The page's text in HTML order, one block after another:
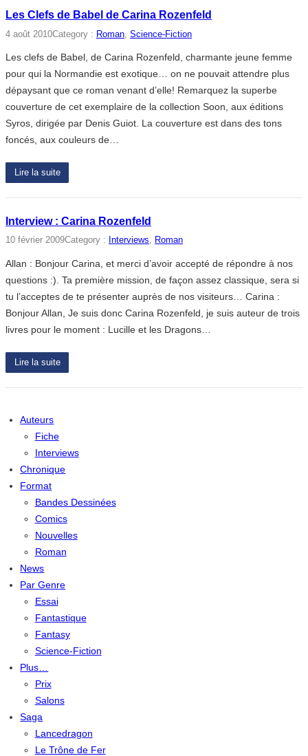
Les Clefs de Babel de Carina Rozenfeld
4 août 2010Category : Roman Science-Fiction
Les clefs de Babel, de Carina Rozenfeld, charmante jeune femme
pour qui la Normandie est exotique… on ne pouvait attendre plus
dépaysant que ce roman venant d’elle! Remarquez la superbe
couverture de cet exemplaire de la collection Soon, aux éditions
Syros, dirigée par Denis Guiot. La couverture est dans des tons
foncés, aux couleurs de…
Lire la suite
Interview : Carina Rozenfeld
10 février 2009Category : Interviews, Roman
Allan : Bonjour Carina, et merci d’avoir accepté de répondre à nos
questions :). Ta première mission, de façon assez classique, sera si
tu l’acceptes de te présenter auprès de nos visiteurs… Carina :
Bonjour Allan, Je suis donc Carina Rozenfeld, je suis auteur de trois
livres pour le moment : Lucille et les Dragons…
Lire la suite
Auteurs
Fiche
Interviews
Chronique
Format
Bandes Dessinées
Comics
Nouvelles
Roman
News
Par Genre
Essai
Fantastique
Fantasy
Science-Fiction
Plus…
Prix
Salons
Saga
Lancedragon
Le Trône de Fer